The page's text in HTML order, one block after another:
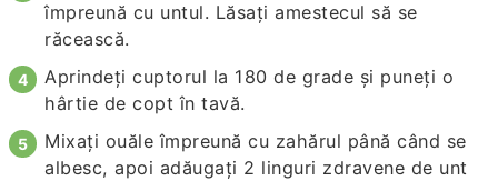
împreună cu untul. Lăsați amestecul să se
răcească.
Aprindeți cuptorul la 180 de grade și puneți o
hârtie de copt în tavă.
Mixați ouăle împreună cu zahărul până când se
albesc, apoi adăugați 2 linguri zdravene de unt